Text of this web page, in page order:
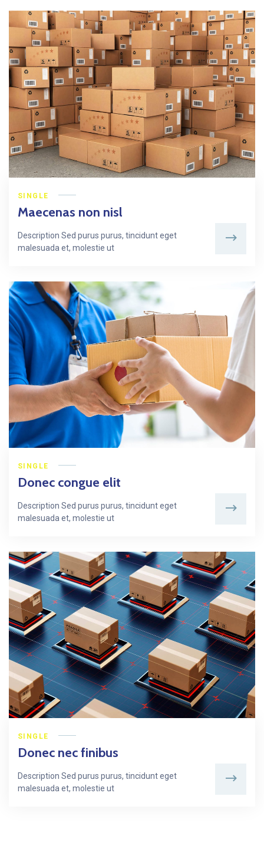
SINGLE
Maecenas non nisl
Description Sed purus purus, tincidunt eget
malesuada et, molestie ut
SINGLE
Donec congue elit
Description Sed purus purus, tincidunt eget
malesuada et, molestie ut
SINGLE
Donec nec finibus
Description Sed purus purus, tincidunt eget
malesuada et, molestie ut